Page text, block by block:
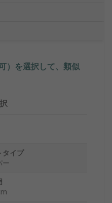
）を選択して、類似
タイプ
ー